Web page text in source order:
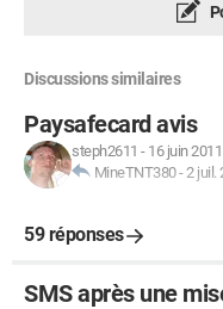
Discussions similaires
Paysafecard avis
steph2611 - 16 juin
MineTNT380-2 juil.
59 réponses
SMS après une